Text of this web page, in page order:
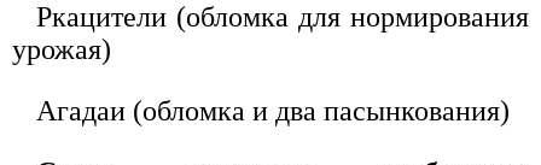
Ркацители (обломка для нормирования
урожая)
Агадаи (обломка и два пасынкования)